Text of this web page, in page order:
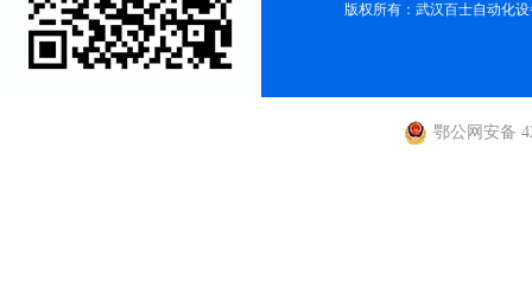
版权所有：武汉百士自动化
鄂公网安备